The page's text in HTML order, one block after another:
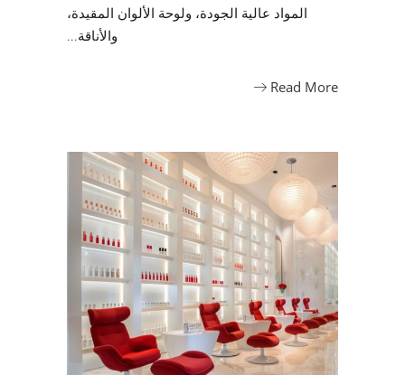
المواد عالية الجودة، ولوحة الألوان المقيدة،
والأناقة
Read More